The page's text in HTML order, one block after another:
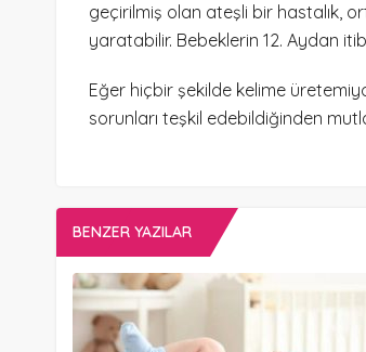
geçirilmiş olan ateşli bir hastalık,
yaratabilir. Bebeklerin 12. Aydan
Eğer hiçbir şekilde kelime
sorunları teşkil edebildiğinden
BENZER YAZILAR